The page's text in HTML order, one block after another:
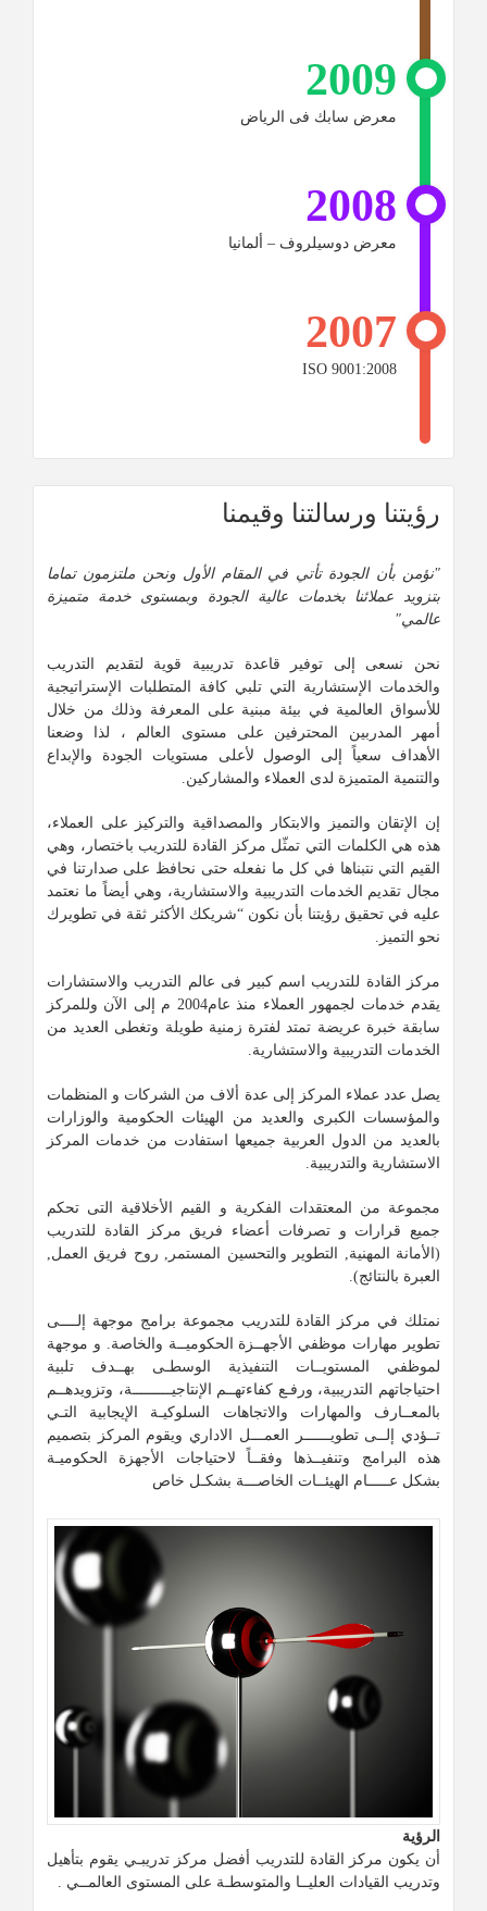
2009
معرض سابك فى الرياض
2008
معرض دوسيلروف – ألمانيا
2007
ISO 9001:2008
رؤيتنا ورسالتنا وقيمنا
"نؤمن بأن الجودة تأتي في المقام الأول ونحن ملتزمون تماما
بتزويد عملائنا بخدمات عالية الجودة وبمستوى خدمة متميزة
عالمي"
نحن نسعى إلى توفير قاعدة تدريبية قوية لتقديم التدريب
والخدمات الإستشارية التي تلبي كافة المتطلبات الإستراتيجية
للأسواق العالمية في بيئة مبنية على المعرفة وذلك من خلال
أمهر المدربين المحترفين على مستوى العالم ، لذا وضعنا
الأهداف سعياً إلى الوصول لأعلى مستويات الجودة والإبداع
والتنمية المتميزة لدى العملاء والمشاركين.
إن الإتقان والتميز والابتكار والمصداقية والتركيز على العملاء،
هذه هي الكلمات التي تمثّل مركز القادة للتدريب باختصار، وهي
القيم التي نتبناها في كل ما نفعله حتى نحافظ على صدارتنا في
مجال تقديم الخدمات التدريبية والاستشارية، وهي أيضاً ما نعتمد
عليه في تحقيق رؤيتنا بأن نكون “شريكك الأكثر ثقة في تطويرك
نحو التميز.
مركز القادة للتدريب اسم كبير فى عالم التدريب والاستشارات
يقدم خدمات لجمهور العملاء منذ عام2004 م إلى الآن وللمركز
سابقة خبرة عريضة تمتد لفترة زمنية طويلة وتغطى العديد من
الخدمات التدريبية والاستشارية.
يصل عدد عملاء المركز إلى عدة ألاف من الشركات و المنظمات
والمؤسسات الكبرى والعديد من الهيئات الحكومية والوزارات
بالعديد من الدول العربية جميعها استفادت من خدمات المركز
الاستشارية والتدريبية.
مجموعة من المعتقدات الفكرية و القيم الأخلاقية التى تحكم
جميع قرارات و تصرفات أعضاء فريق مركز القادة للتدريب
(الأمانة المهنية, التطوير والتحسين المستمر, روح فريق العمل,
العبرة بالنتائج).
نمتلك في مركز القادة للتدريب مجموعة برامج موجهة إلــــى
تطوير مهارات موظفي الأجهــزة الحكوميــة والخاصة. و موجهة
لموظفي المستويــات التنفيذية الوسطـى بهــدف تلبية
احتياجاتهم التدريبية، ورفـع كفاءتهــم الإنتاجيـــــــــة، وتزويدهــم
بالمعــارف والمهارات والاتجاهات السلوكيـة الإيجابية التـي
تــؤدي إلــى تطويــــــر العمـــل الاداري ويقوم المركز بتصميم
هذه البرامج وتنفيــذها وفقــاً لاحتياجات الأجهزة الحكوميـة
بشكل عـــــام الهيئــات الخاصـــة بشكـل خاص
الرؤية
أن يكون مركز القادة للتدريب أفضل مركز تدريبـي يقوم بتأهيل
وتدريب القيادات العليــا والمتوسطـة على المستوى العالمــي .